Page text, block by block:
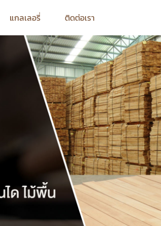
แกลเลอรี่ ติดต่อเรา